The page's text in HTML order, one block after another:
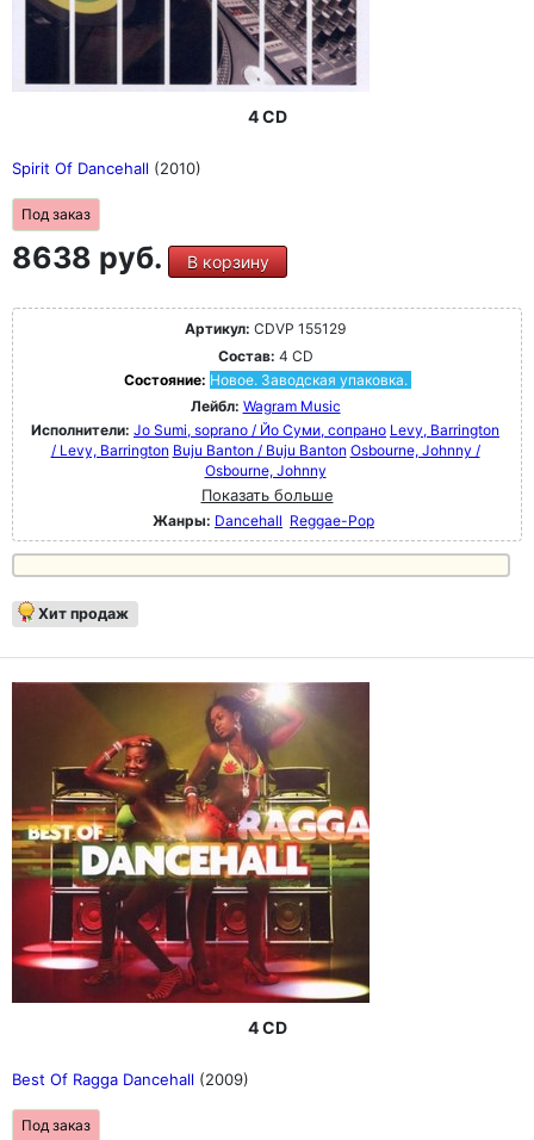
4 CD
Spirit Of Dancehall (2010)
Под заказ
8638 руб. В корзину
Артикул: CDVP 155129
Состав: 4 CD
Состояние: Новое. Заводская упаковка.
Лейбл: Wagram Music
Исполнители: Jo Sumi, soprano / Йо Суми, сопрано Levy, Barrington
/ Levy, Barrington Buju Banton / Buju Banton Osbourne, Johnny /
Osbourne, Johnny
Показать больше
Жанры: Dancehall Reggae-Pop
Хит продаж
4 CD
Best Of Ragga Dancehall (2009)
Под заказ